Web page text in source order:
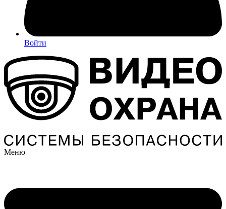
Войти
Меню